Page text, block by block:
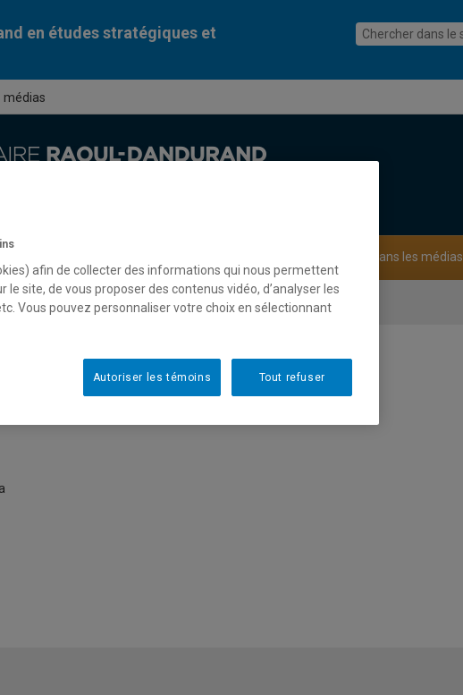
en études stratégiques et
médias
Dans les médias
afin de collecter des informations qui nous permettent
le site, de vous proposer des contenus vidéo, d’analyser les
Vous pouvez personnaliser votre choix en sélectionnant
Tout refuser
Autoriser les témoins